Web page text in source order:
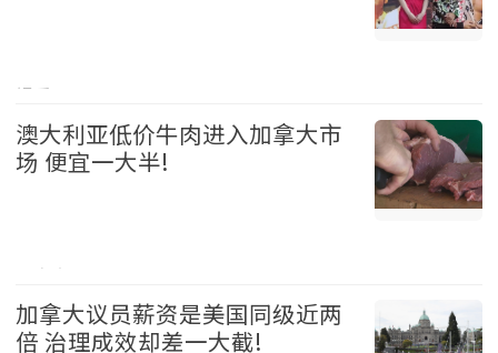
娱乐 2026-08-05
澳大利亚低价牛肉进入加拿大市
场 便宜一大半!
加拿大 2026-08-05
加拿大议员薪资是美国同级近两
倍 治理成效却差一大截!